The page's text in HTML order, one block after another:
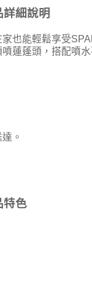
細說明
也能輕鬆享受
蓮蓬頭，搭配噴
。
特色